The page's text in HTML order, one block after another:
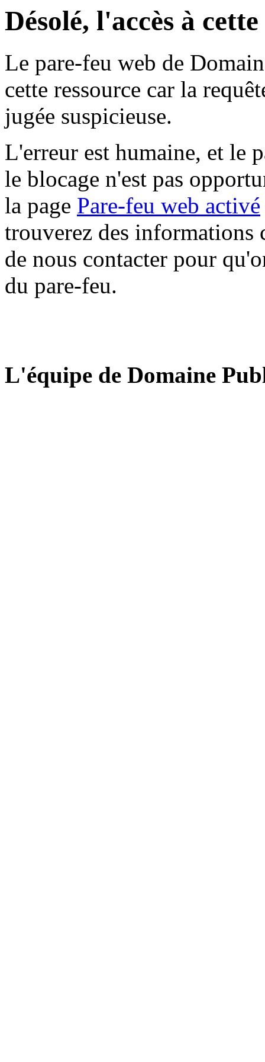
Désolé, l'accès à
Le pare-feu web de
cette ressource car la
jugée suspicieuse.
L'erreur est humaine, et le
le blocage n'est pas
la page Pare-feu web activé
trouverez des informations
de nous contacter pour
du pare-feu.
L'équipe de Domaine